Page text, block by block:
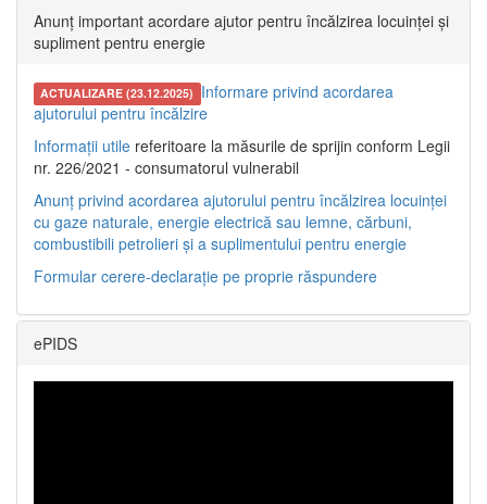
Anunț important acordare ajutor pentru încălzirea locuinței și
supliment pentru energie
ACTUALIZARE (23.12.2025) Informare privind acordarea
ajutorului pentru încălzire
Informații utile referitoare la măsurile de sprijin conform Legii
nr. 226/2021 - consumatorul vulnerabil
Anunț privind acordarea ajutorului pentru încălzirea locuinței
cu gaze naturale, energie electrică sau lemne, cărbuni,
combustibili petrolieri și a suplimentului pentru energie
Formular cerere-declarație pe proprie răspundere
ePIDS